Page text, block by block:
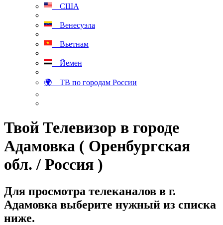
США
Венесуэла
Вьетнам
Йемен
🌍 ТВ по городам России
Твой Телевизор в городе
Адамовка ( Оренбургская
обл. / Россия )
Для просмотра телеканалов в г.
Адамовка выберите нужный из списка
ниже.